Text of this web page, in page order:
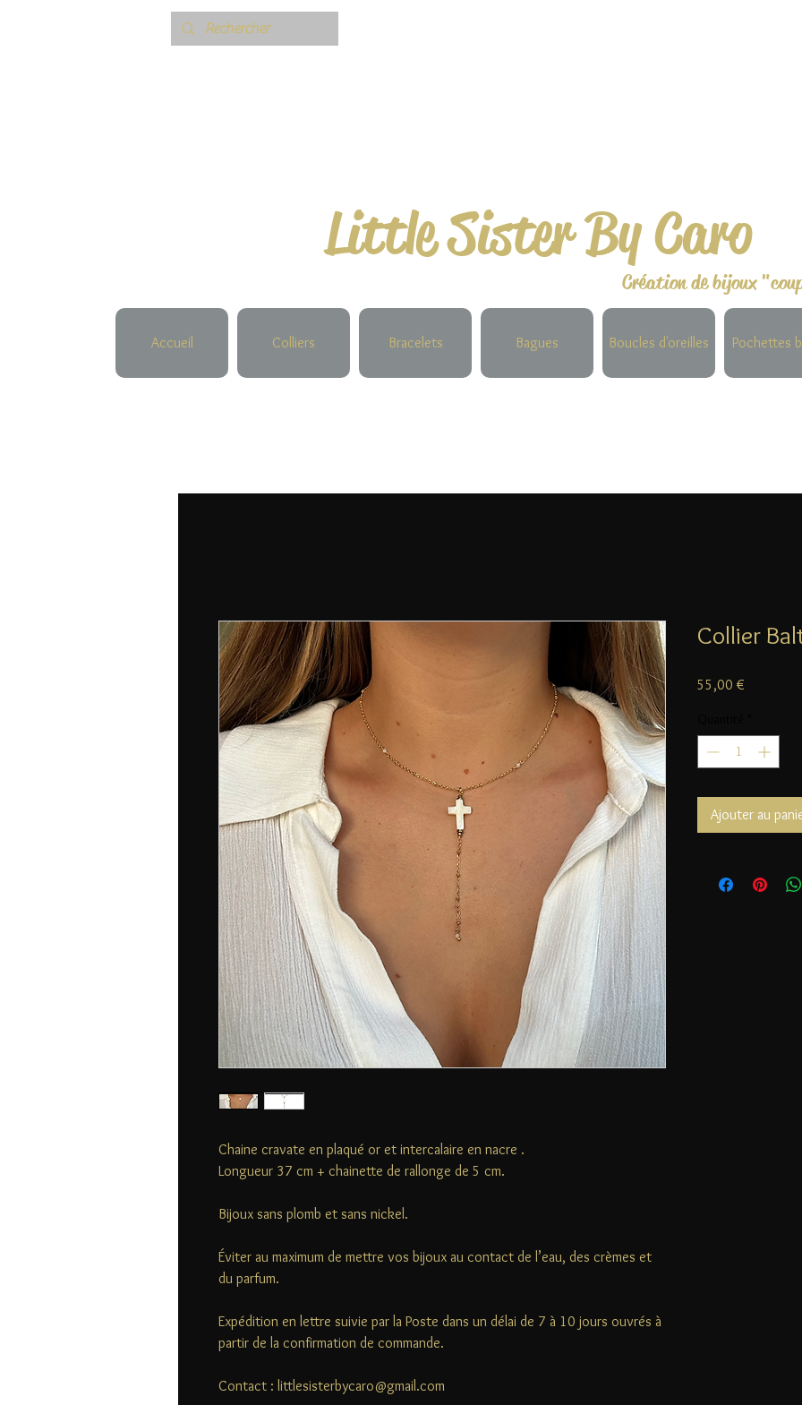
Little Sister By Caro
Création de bijoux
Accueil Colliers Bracelets Bagues Boucles d'oreilles Pochettes
Chaine cravate en plaqué or et intercalaire en nacre .
Longueur 37 cm + chainette de rallonge de 5 cm.
Bijoux sans plomb et sans nickel.
Éviter au maximum de mettre vos bijoux au contact de l’eau, des crèmes et
du parfum.
Expédition en lettre suivie par la Poste dans un délai de 7 à 10 jours ouvrés à
partir de la confirmation de commande.
Contact : littlesisterbycaro@gmail.com
Collier
55,00 €
Ajouter au